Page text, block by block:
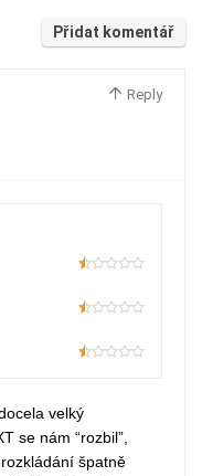
Přidat komentář
Reply
velký
se nám “rozbil”,
špatně